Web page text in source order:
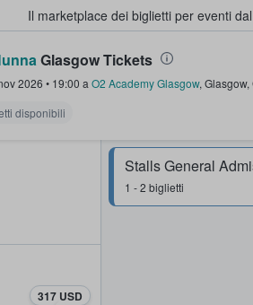
Il marketplace dei biglietti per eventi
- Dove i fan comprano e
Glasgow Tickets
2026 • 19:00 a O2 Academy Glasgow, Glasgow,
disponibili
Stalls General
1 - 2 biglietti
317 USD